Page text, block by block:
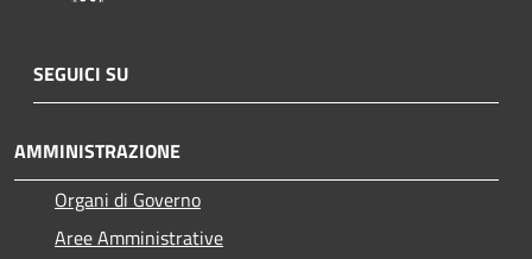
SEGUICI SU
AMMINISTRAZIONE
Organi di Governo
Aree Amministrative